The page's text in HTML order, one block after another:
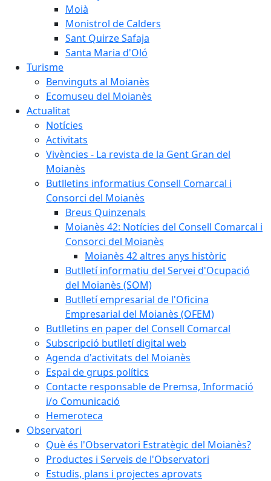
Moià
Monistrol de Calders
Sant Quirze Safaja
Santa Maria d'Oló
Turisme
Benvinguts al Moianès
Ecomuseu del Moianès
Actualitat
Notícies
Activitats
Vivències - La revista de la Gent Gran del
Moianès
Butlletins informatius Consell Comarcal i
Consorci del Moianès
Breus Quinzenals
Moianès 42: Notícies del Consell Comarcal i
Consorci del Moianès
Moianès 42 altres anys històric
Butlletí informatiu del Servei d'Ocupació
del Moianès (SOM)
Butlletí empresarial de l'Oficina
Empresarial del Moianès (OFEM)
Butlletins en paper del Consell Comarcal
Subscripció butlletí digital web
Agenda d'activitats del Moianès
Espai de grups polítics
Contacte responsable de Premsa, Informació
i/o Comunicació
Hemeroteca
Observatori
Què és l'Observatori Estratègic del Moianès?
Productes i Serveis de l'Observatori
Estudis, plans i projectes aprovats